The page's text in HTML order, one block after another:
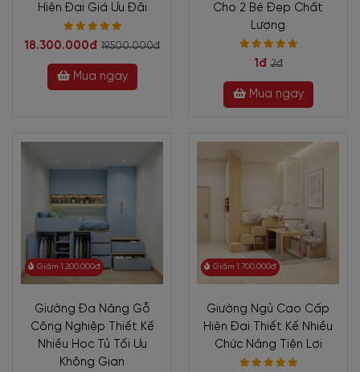
Hiện Đại Giá Ưu Đãi
18.300.000đ 19.500.000đ
Mua ngay
Cho 2 Bé Đẹp Chất
Lượng
1đ 2đ
Mua ngay
Giảm 1.200.000đ
Giường Đa Năng Gỗ
Công Nghiệp Thiết Kế
Nhiều Học Tủ Tối Ưu
Không Gian
Giảm 1.700.000đ
Giường Ngủ Cao Cấp
Hiện Đại Thiết Kế Nhiều
Chức Năng Tiện Lợi